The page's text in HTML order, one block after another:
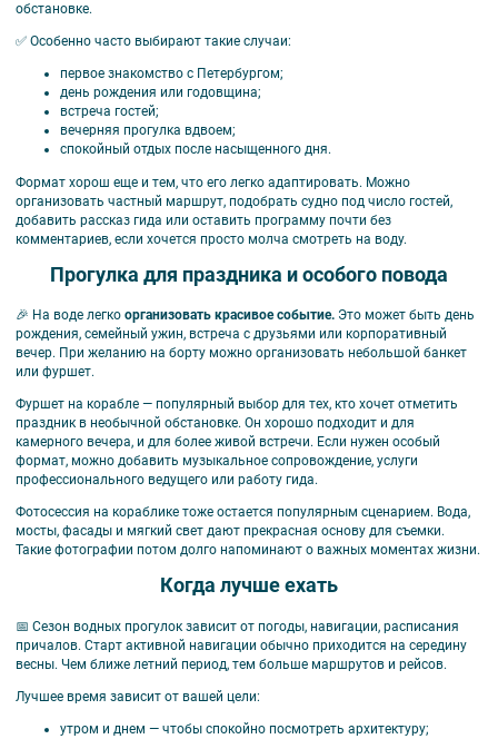
обстановке.
✅ Особенно часто выбирают такие случаи:
первое знакомство с Петербургом;
день рождения или годовщина;
встреча гостей;
вечерняя прогулка вдвоем;
спокойный отдых после насыщенного дня.
Формат хорош еще и тем, что его легко адаптировать. Можно
организовать частный маршрут, подобрать судно под число гостей,
добавить рассказ гида или оставить программу почти без
комментариев, если хочется просто молча смотреть на воду.
Прогулка для праздника и особого повода
🎉 На воде легко организовать красивое событие. Это может быть день
рождения, семейный ужин, встреча с друзьями или корпоративный
вечер. При желанию на борту можно организовать небольшой банкет
или фуршет.
Фуршет на корабле — популярный выбор для тех, кто хочет отметить
праздник в необычной обстановке. Он хорошо подходит и для
камерного вечера, и для более живой встречи. Если нужен особый
формат, можно добавить музыкальное сопровождение, услуги
профессионального ведущего или работу гида.
Фотосессия на кораблике тоже остается популярным сценарием. Вода,
мосты, фасады и мягкий свет дают прекрасная основу для съемки.
Такие фотографии потом долго напоминают о важных моментах жизни.
Когда лучше ехать
📅 Сезон водных прогулок зависит от погоды, навигации, расписания
причалов. Старт активной навигации обычно приходится на середину
весны. Чем ближе летний период, тем больше маршрутов и рейсов.
Лучшее время зависит от вашей цели:
утром и днем — чтобы спокойно посмотреть архитектуру;